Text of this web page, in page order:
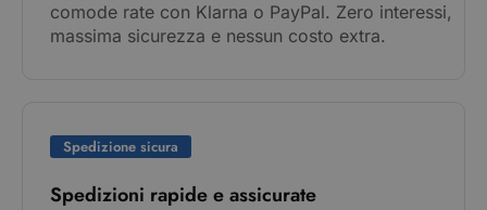
comode rate con Klarna o PayPal. Zero interessi,
massima sicurezza e nessun costo extra.
Spedizione sicura
Spedizioni rapide e assicurate